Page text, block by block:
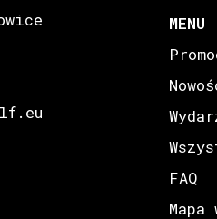
MENU
FAQ